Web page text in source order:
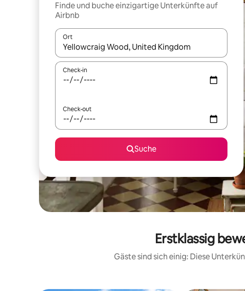
Finde und buche einzigartige Unterkünfte auf
Airbnb
Ort
Wenn Ergebnisse verfügbar sind, navigiere mit den
Check-in
Check-out
Suche
Erstklassig
Gäste sind sich einig: Diese